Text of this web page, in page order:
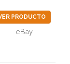
PRODUCTO
eBay